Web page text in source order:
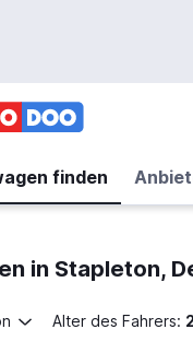
finden
in Stapleton,
Alter des Fahrers: